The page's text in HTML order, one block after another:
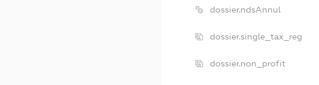
dossier.ndsAnnul
dossier.single_tax_reg
dossier.non_profit